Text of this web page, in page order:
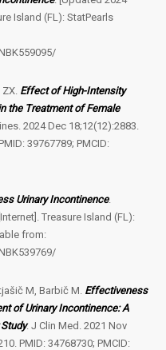
Island (FL): StatPearls
Effect of High-Intensity
the Treatment of Female
2024 Dec 18;12(12):2883.
39767789; PMCID:
Urinary Incontinence.
Treasure Island (FL):
from:
M, Barbič M. Effectiveness
of Urinary Incontinence: A
. J Clin Med. 2021 Nov
PMID: 34768730; PMCID: